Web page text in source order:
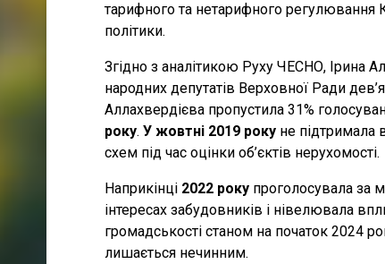
тарифного та нетарифного регулювання
політики.
Згідно з аналітикою Руху ЧЕСНО, Ірина
народних депутатів Верховної Ради
Аллахвердієва пропустила 31%
року. У жовтні 2019 року не підтримала
схем під час оцінки об’єктів нерухомості.
Наприкінці 2022 року проголосувала за
інтересах забудовників і нівелювала
громадськості станом на початок 2024
лишається нечинним.